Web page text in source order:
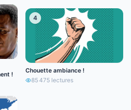
!
4
Chouette ambiance !
85 475 lectures